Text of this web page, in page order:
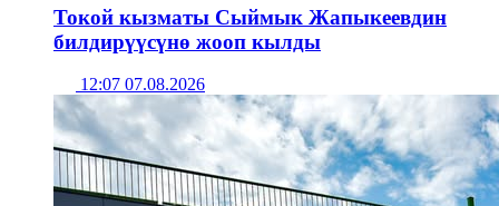
Токой кызматы Сыймык Жапыкеевдин
билдирүүсүнө жооп кылды
12:07 07.08.2026